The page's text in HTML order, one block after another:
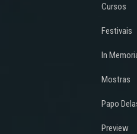
Cursos
Festivais
In
Mostras
Papo
Preview